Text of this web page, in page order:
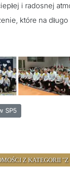
i radosnej
które na
nobliście w SP5
SP5
Z KATEGORII